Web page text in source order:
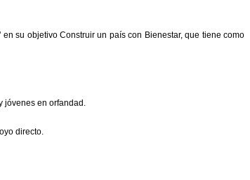
en su objetivo Construir un país con Bienestar, que tiene como
jóvenes en orfandad.
directo.